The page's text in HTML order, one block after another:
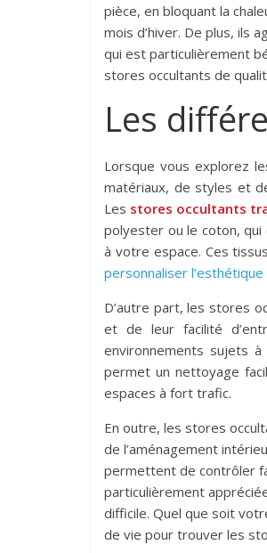
pièce, en bloquant la
mois d’hiver. De plus, ils
qui est particulièrement
stores occultants de
Les
Lorsque vous explorez
matériaux, de styles et
Les stores occultants
polyester ou le coton,
à votre espace. Ces
personnaliser
D’autre part, les stores
et de leur facilité
environnements sujets
permet un nettoyage
espaces à fort trafic.
En outre, les stores
de l’aménagement
permettent de contrôler
particulièrement
difficile. Quel que soit
de vie pour trouver les